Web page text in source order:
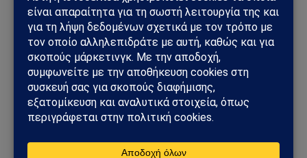
Μοτζτάμπα Χαμενεΐ: Η Τεχεράνη έδωσε βίντεο στη
δημοσιότητα – Το μήνυμα πίσω από τη σπάνια εμφάνιση του
ηγέτη του Ιράν
Πέθανε ο Νίκος Καλογερόπουλος σε ηλικία 74 ετών – Έφυγε
ένας αυθεντικός άνθρωπος του ελληνικού κινηματογράφου
Unitree: Πώς η κινεζική εταιρεία ρομπότ «πρόλαβε» τους
νέους περιορισμούς των ΗΠΑ
Συναγερμός για πυρκαγιές στην Ελλάδα: Σε πλήρη επιφυλακή